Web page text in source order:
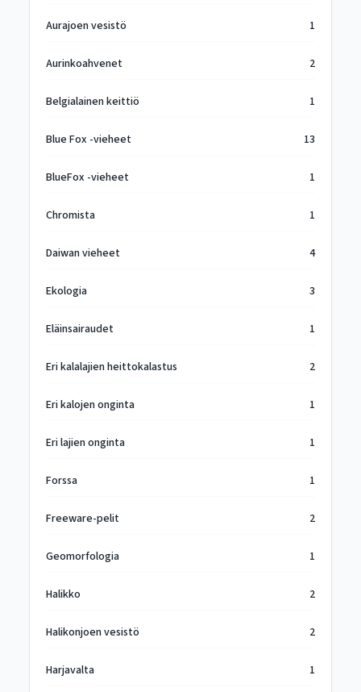
Aurajoen vesistö 1
Aurinkoahvenet 2
Belgialainen keittiö 1
Blue Fox -vieheet 13
BlueFox -vieheet 1
Chromista 1
Daiwan vieheet 4
Ekologia 3
Eläinsairaudet 1
Eri kalalajien heittokalastus 2
Eri kalojen onginta 1
Eri lajien onginta 1
Forssa 1
Freeware-pelit 2
Geomorfologia 1
Halikko 2
Halikonjoen vesistö 2
Harjavalta 1